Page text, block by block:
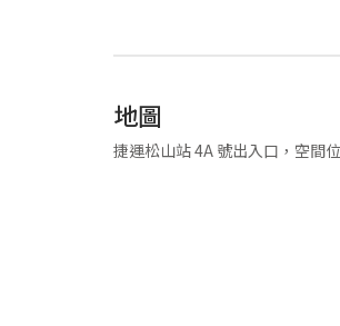
地圖
捷運松山站 4A 號出入口，空間